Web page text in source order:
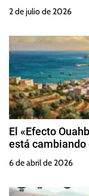
2 de julio de 2026
El «Efecto
está cambiando
6 de abril de 2026